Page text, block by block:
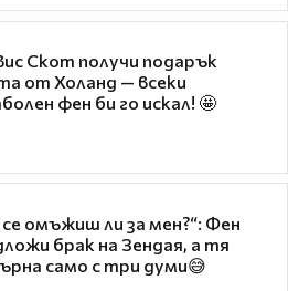
Скот получи подарък
от Холанд — всеки
фен би го искал! 🤩
омъжиш ли за мен?“: Фен
брак на Зендая, а тя
само с три думи😅